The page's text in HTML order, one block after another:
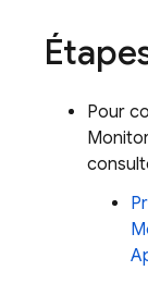
Pour